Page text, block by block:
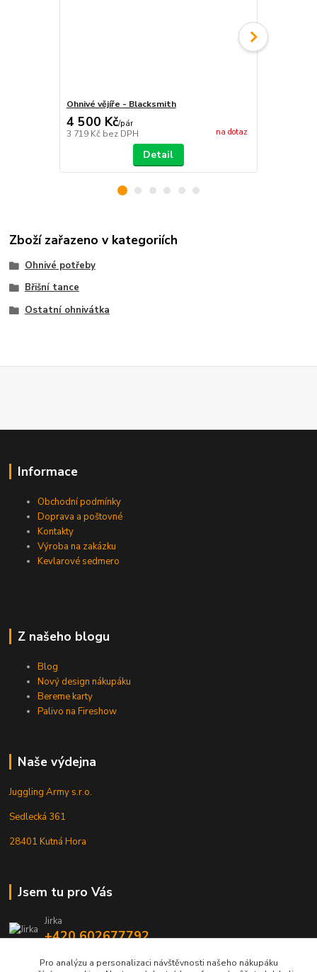
Ohnivé vějíře - Blacksmith
4 500 Kč/pár
3 719 Kč bez DPH na dotaz
Detail
Zboží zařazeno v kategoriích
Ohnivé potřeby
Břišní tance
Ostatní ohnivátka
Informace
Obchodní podmínky
Doprava a poštovné
Kontakty
Výroba na zakázku
Kevlarové sedmero
Z našeho blogu
Blog
Nový design nákupáku
Bereme karty
Palivo na Fireshow
Naše výdejna
Juggling Army s.r.o.
Sedlecká 361
28401 Kutná Hora
Jsem tu pro Vás
Jirka
+420 602677792
info@jarmy.cz
Pro analýzu a personalizaci návštěvnosti našeho nákupáku